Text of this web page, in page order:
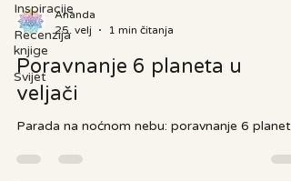
Inspiracije
Recenzija
knjige
Svijet
Ananda
25. velj
1 min čitanja
Poravnanje 6 planeta u
veljači
Parada na noćnom nebu: poravnanje 6 planeta